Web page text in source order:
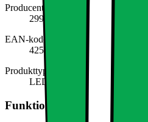
Producentens varenummer
299018036
EAN-kode
4251171790795
Produkttype
LED light
Funktioner